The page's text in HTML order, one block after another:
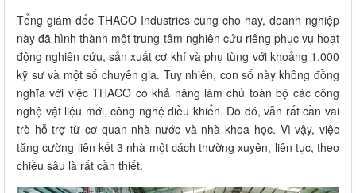
Tổng giám đốc THACO Industries cũng cho hay, doanh nghiệp
này đã hình thành một trung tâm nghiên cứu riêng phục vụ hoạt
động nghiên cứu, sản xuất cơ khí và phụ tùng với khoảng 1.000
kỹ sư và một số chuyên gia. Tuy nhiên, con số này không đồng
nghĩa với việc THACO có khả năng làm chủ toàn bộ các công
nghệ vật liệu mới, công nghệ điều khiển. Do đó, vẫn rất cần vai
trò hỗ trợ từ cơ quan nhà nước và nhà khoa học. Vì vậy, việc
tăng cường liên kết 3 nhà một cách thường xuyên, liên tục, theo
chiều sâu là rất cần thiết.